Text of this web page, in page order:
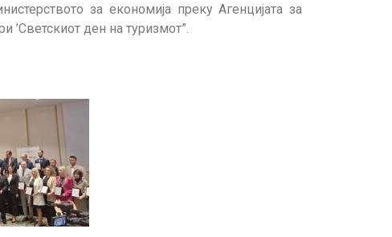
за економија преку Агенцијата за
ден на туризмот”.